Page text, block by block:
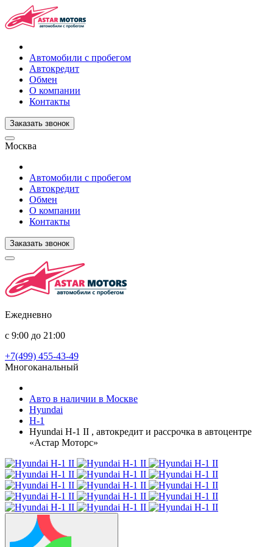
Автомобили с пробегом
Автокредит
Обмен
О компании
Контакты
Заказать звонок
Москва
Автомобили с пробегом
Автокредит
Обмен
О компании
Контакты
Заказать звонок
Ежедневно
с 9:00 до 21:00
+7(499) 455-43-49
Многоканальный
Авто в наличии в Москве
Hyundai
H-1
Hyundai H-1 II , автокредит и рассрочка в автоцентре
«Астар Моторс»